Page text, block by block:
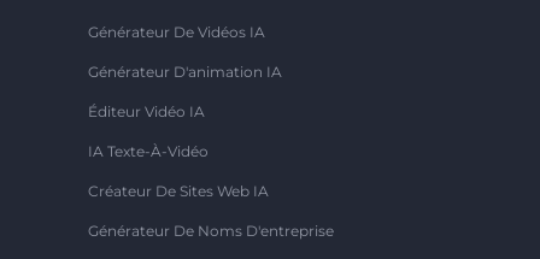
Générateur De Vidéos IA
Générateur D'animation IA
Éditeur Vidéo IA
IA Texte-À-Vidéo
Créateur De Sites Web IA
Générateur De Noms D'entreprise